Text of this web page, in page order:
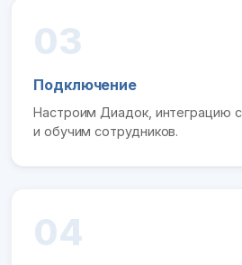
03
Подключение
Настроим Диадок, интеграцию
и обучим сотрудников.
04